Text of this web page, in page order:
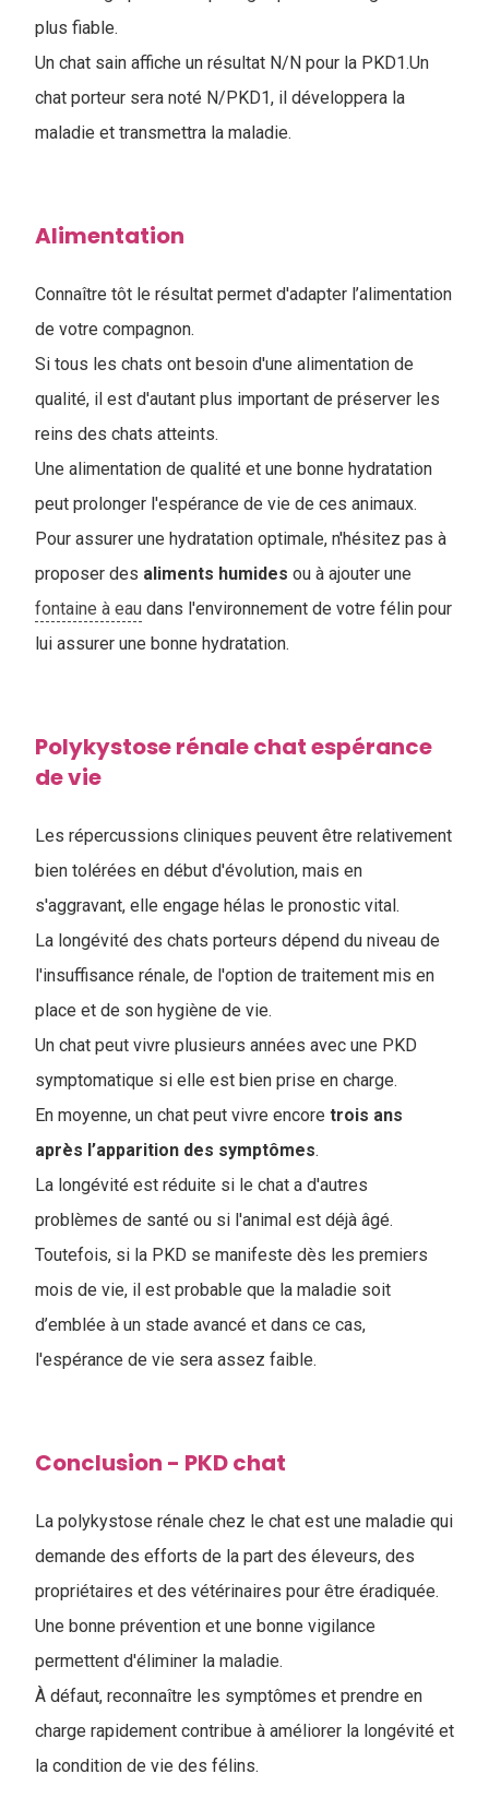
plus fiable.
Un chat sain affiche un résultat N/N pour la PKD1.Un
chat porteur sera noté N/PKD1, il développera la
maladie et transmettra la maladie.
Alimentation
Connaître tôt le résultat permet d'adapter l’alimentation
de votre compagnon.
Si tous les chats ont besoin d'une alimentation de
qualité, il est d'autant plus important de préserver les
reins des chats atteints.
Une alimentation de qualité et une bonne hydratation
peut prolonger l'espérance de vie de ces animaux.
Pour assurer une hydratation optimale, n'hésitez pas à
proposer des aliments humides ou à ajouter une
fontaine à eau dans l'environnement de votre félin pour
lui assurer une bonne hydratation.
Polykystose rénale chat espérance
de vie
Les répercussions cliniques peuvent être relativement
bien tolérées en début d'évolution, mais en
s'aggravant, elle engage hélas le pronostic vital.
La longévité des chats porteurs dépend du niveau de
l'insuffisance rénale, de l'option de traitement mis en
place et de son hygiène de vie.
Un chat peut vivre plusieurs années avec une PKD
symptomatique si elle est bien prise en charge.
En moyenne, un chat peut vivre encore trois ans
après l’apparition des symptômes.
La longévité est réduite si le chat a d'autres
problèmes de santé ou si l'animal est déjà âgé.
Toutefois, si la PKD se manifeste dès les premiers
mois de vie, il est probable que la maladie soit
d’emblée à un stade avancé et dans ce cas,
l'espérance de vie sera assez faible.
Conclusion - PKD chat
La polykystose rénale chez le chat est une maladie qui
demande des efforts de la part des éleveurs, des
propriétaires et des vétérinaires pour être éradiquée.
Une bonne prévention et une bonne vigilance
permettent d'éliminer la maladie.
À défaut, reconnaître les symptômes et prendre en
charge rapidement contribue à améliorer la longévité et
la condition de vie des félins.